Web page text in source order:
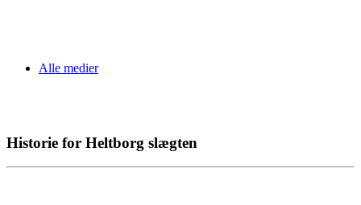
Alle medier
Historie for Heltborg slægten